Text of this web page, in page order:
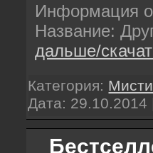
Информация
Название:
дальше/
Категория:
Дата: 29.10.2014